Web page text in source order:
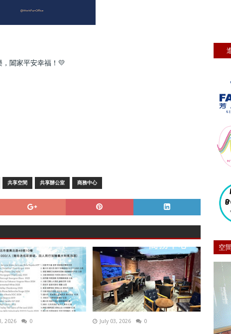
闔家平安幸福！💛
共享空間 共享辦公室 商務中心
2026 0 July 03, 2026 0
空